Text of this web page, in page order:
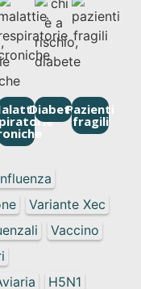
Variante Xec
Vaccino
H5N1
DiabetePazienti
fragili